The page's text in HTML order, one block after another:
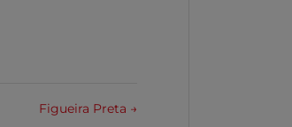
Figueira Preta →